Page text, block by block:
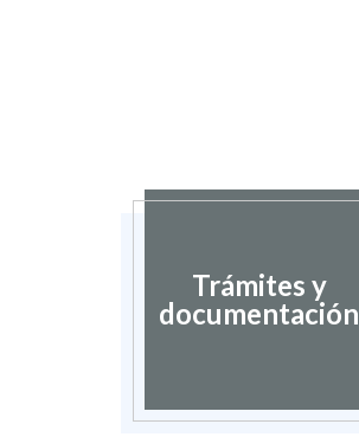
Trámites y
documentación